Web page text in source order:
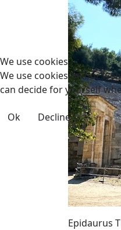
Epidaurus
We use cookies
We use cookies on our
can decide for yourself
Ok
Decline